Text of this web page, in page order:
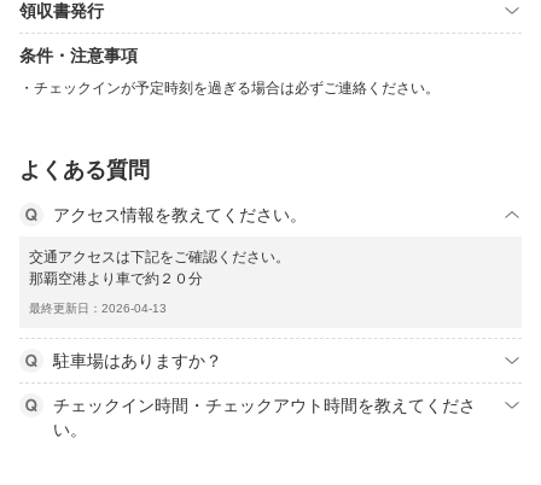
領収書発行
条件・注意事項
チェックインが予定時刻を過ぎる場合は必ずご連絡ください。
よくある質問
アクセス情報を教えてください。
交通アクセスは下記をご確認ください。
那覇空港より車で約２０分
最終更新日：2026-04-13
駐車場はありますか？
チェックイン時間・チェックアウト時間を教えてくださ
い。